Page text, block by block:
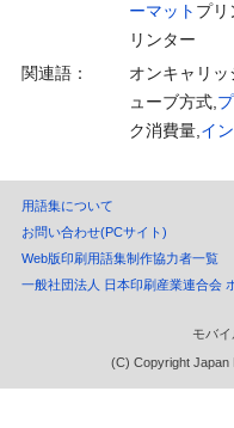
ーマット プリ
リンター
関連語：
オンキャリッ
ューブ方式,
ク消費量, イ
用語集について
お問い合わせ(PCサイト)
Web版印刷用語集制作協力者一覧
一般社団法人 日本印刷産業連合会
モバ
(C) Copyright Japan